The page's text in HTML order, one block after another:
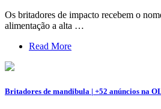
Os britadores de impacto recebem o
alimentação a alta …
Read More
Britadores de mandibula | +52 anúncios na